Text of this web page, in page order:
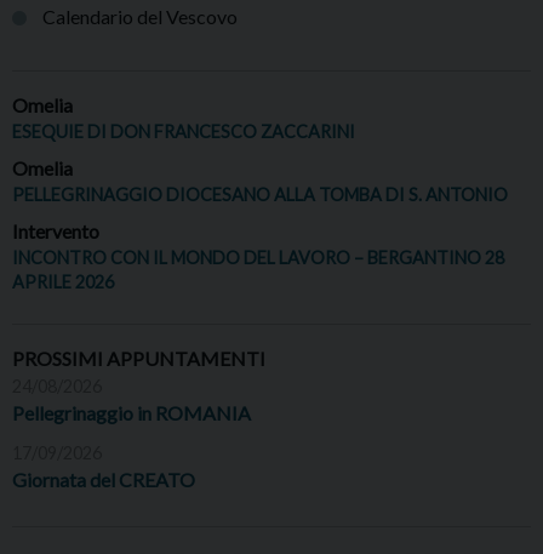
Calendario del Vescovo
Omelia
ESEQUIE DI DON FRANCESCO ZACCARINI
Omelia
PELLEGRINAGGIO DIOCESANO ALLA TOMBA DI S. ANTONIO
Intervento
INCONTRO CON IL MONDO DEL LAVORO – BERGANTINO 28
APRILE 2026
PROSSIMI APPUNTAMENTI
Pellegrinaggio in ROMANIA
Giornata del CREATO